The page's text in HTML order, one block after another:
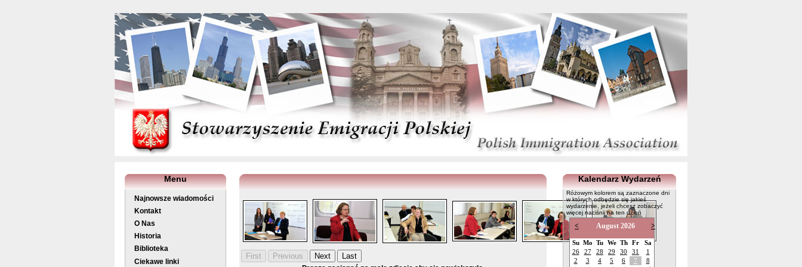
Menu
Najnowsze wiadomości
Kontakt
O Nas
Historia
Biblioteka
Ciekawe linki
Kalendarz Wydarzeń
Różowym kolorem są zaznaczone dni
w których odbędzie się jakieś
wydarzenie, jeżeli chcesz zobaczyć
więcej naciśnij na ten dzień
< August 2026 >
Su Mo Tu We Th Fr
Sa
26
27 28 29 30 31
1
2
3 4 5 6 7
8